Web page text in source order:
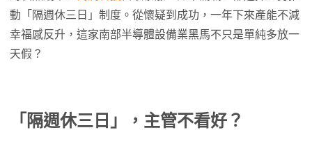
動「隔週休三日」制度。從懷疑到成功，一年下來產能不減
幸福感反升，這家南部半導體設備業黑馬不只是單純多放一
天假？
「隔週休三日」，主管不看好？